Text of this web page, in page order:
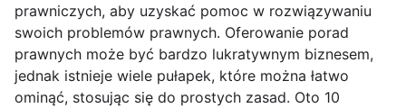
prawniczych, aby uzyskać pomoc w rozwiązywaniu
swoich problemów prawnych. Oferowanie porad
prawnych może być bardzo lukratywnym biznesem,
jednak istnieje wiele pułapek, które można łatwo
ominąć, stosując się do prostych zasad. Oto 10